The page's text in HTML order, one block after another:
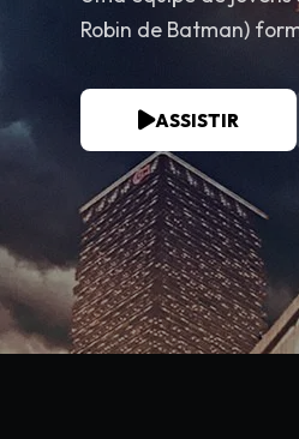
Robin de Batman)
ASSISTIR